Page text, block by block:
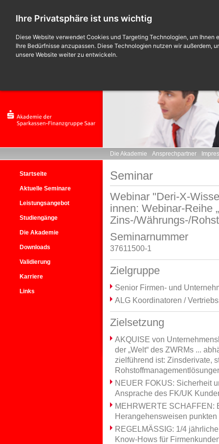
Ihre Privatsphäre ist uns wichtig
Diese Website verwendet Cookies und Targeting Technologien, um
Ihre Bedürfnisse anzupassen. Diese Technologien nutzen wir außerdem,
unsere Website weiter zu entwickeln.
Die Akademie Ansprechpartner
Startseite
Aktuelle Seminare
Leistungsangebot
Studiengänge
Die Akademie
Downloads
Validierung
Karriere
Links
Seminar
Webinar "Deri-X-
innen: Webinar-Reihe
Zins-/Währungs-/
Seminarnummer
37611500-1
Zielgruppe
Senior Firmen- und
ALG Koordinatoren /
Zielsetzung
AKQUISE von
der „Welt“ des ZWRMs ...
zielführend ist: Zinsderivate,
NEUER FOKUS: Sicherheit
Ansprache des FK/UK
MEHRWERTE SCHAFFEN:
Herangehensweisen punkten
REGELMÄSSIG: 1/4
Know-Hows für